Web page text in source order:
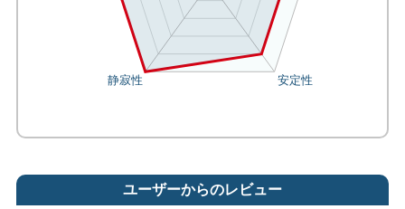
ユーザーからのレビュー